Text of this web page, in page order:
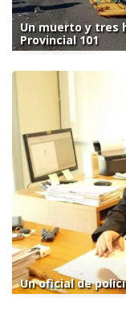
Un muerto y tres
Provincial 101
Un oficial de